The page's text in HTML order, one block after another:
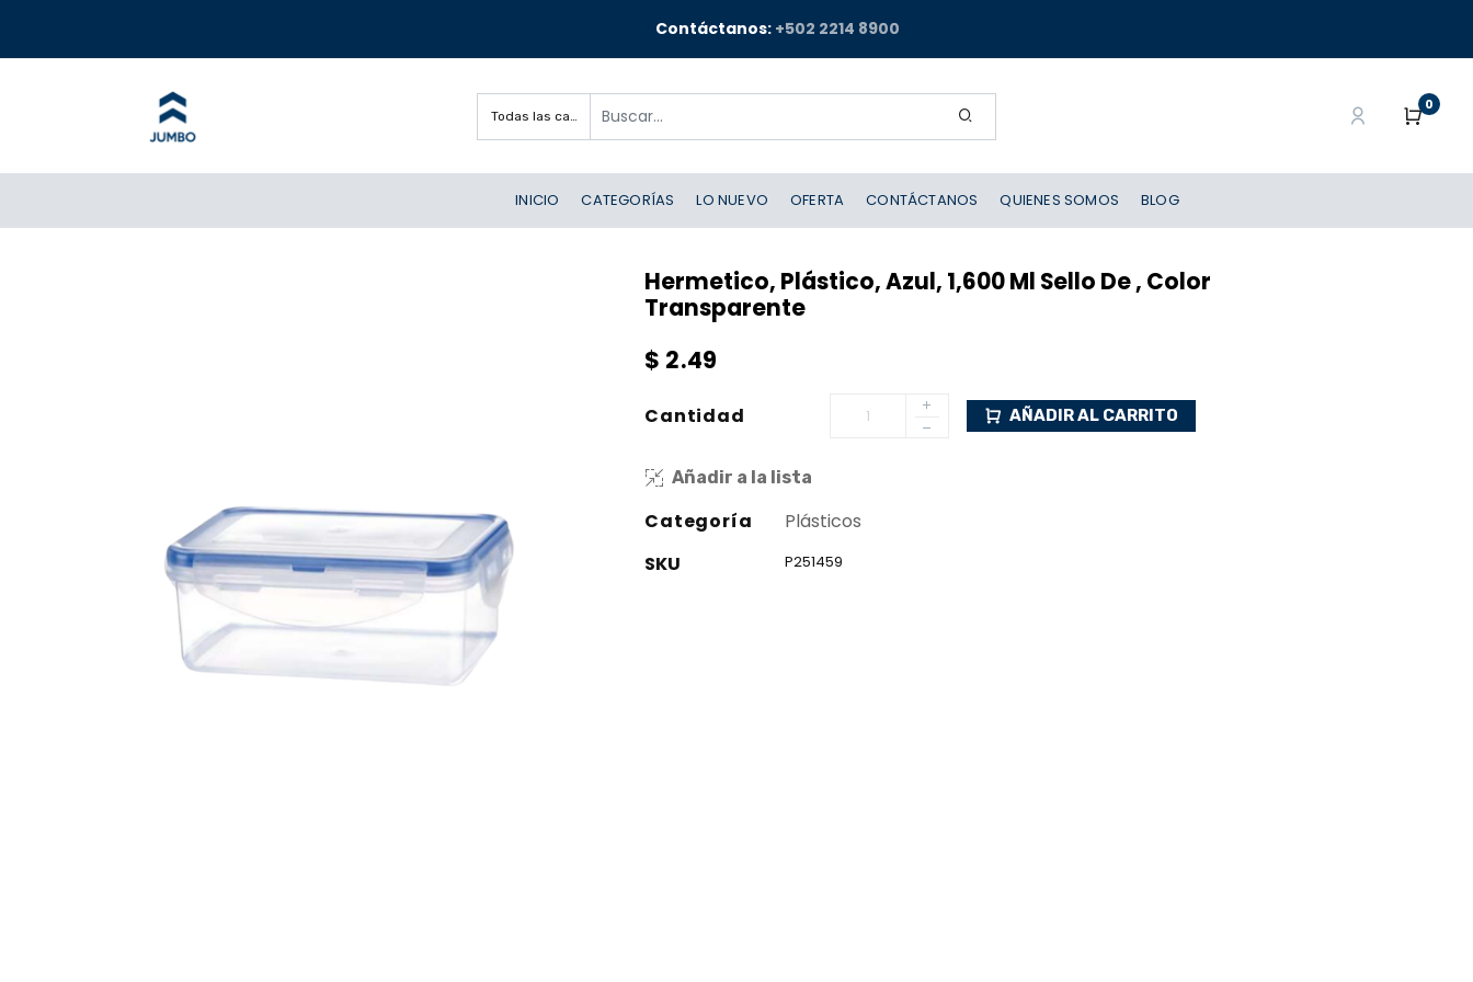
Contáctanos: +502 2214 8900
Todas las categorías
0
INICIO CATEGORÍAS LO NUEVO OFERTA CONTÁCTANOS QUIENES SOMOS BLOG
Hermetico, Plástico, Azul, 1,600 Ml Sello De , Color
Transparente
$ 2.49
Cantidad AÑADIR AL CARRITO
Añadir a la lista
Categoría
Plásticos
SKU
P251459